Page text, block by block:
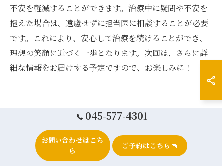
不安を軽減することができます。治療中に疑問や不安を
抱えた場合は、遠慮せずに担当医に相談することが必要
です。これにより、安心して治療を続けることができ、
理想の笑顔に近づく一歩となります。次回は、さらに詳
細な情報をお届けする予定ですので、お楽しみに！
矯正治療の選択肢と費用を理解して賢
く選ぼう
各治療法の特徴と費用を比較
045-577-4301
お問い合わせはこち
ら
ご予約はこちら